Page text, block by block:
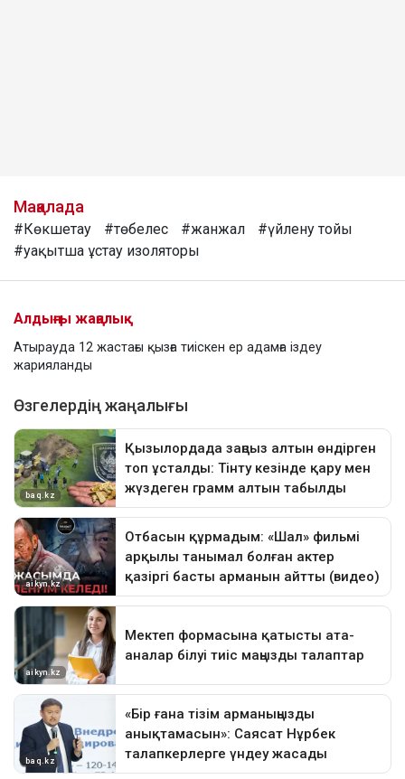
Мақалада
#Көкшетау #төбелес #жанжал
#үйлену тойы
#уақытша ұстау изоляторы
Алдыңғы жаңалық
Атырауда 12 жастағы қызға тиіскен ер адамға іздеу
жарияланды